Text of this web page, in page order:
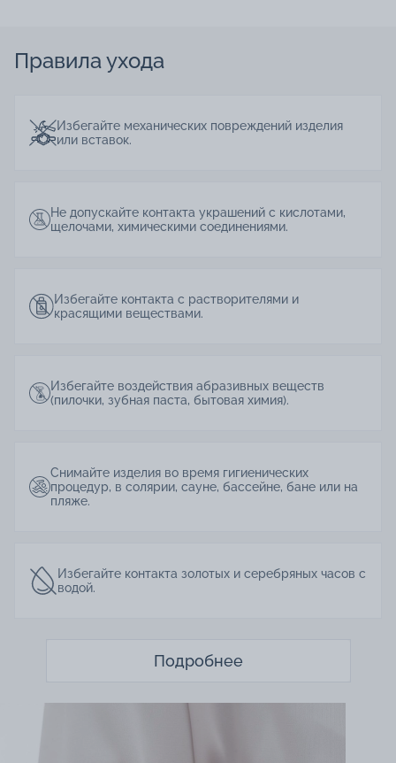
Правила ухода
Избегайте механических повреждений изделия
или вставок.
Не допускайте контакта украшений с кислотами,
щелочами, химическими соединениями.
Избегайте контакта с растворителями и
красящими веществами.
Избегайте воздействия абразивных веществ
(пилочки, зубная паста, бытовая химия).
Снимайте изделия во время гигиенических
процедур, в солярии, сауне, бассейне, бане или на
пляже.
Избегайте контакта золотых и серебряных часов с
водой.
Подробнее